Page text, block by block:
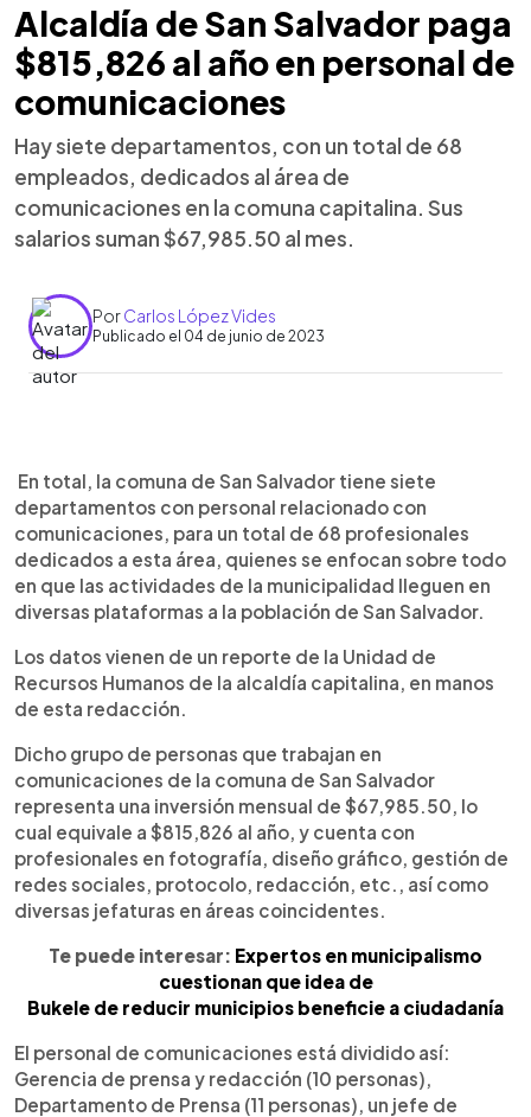
Alcaldía de San Salvador paga
$815,826 al año en personal de
comunicaciones
Hay siete departamentos, con un total de 68
empleados, dedicados al área de
comunicaciones en la comuna capitalina. Sus
salarios suman $67,985.50 al mes.
PorCarlos López Vides
Publicado el 04 de junio de 2023
► Escuchar artículo
En total, la comuna de San Salvador tiene siete
departamentos con personal relacionado con
comunicaciones, para un total de 68 profesionales
dedicados a esta área, quienes se enfocan sobre todo
en que las actividades de la municipalidad lleguen en
diversas plataformas a la población de San Salvador.
Los datos vienen de un reporte de la Unidad de
Recursos Humanos de la alcaldía capitalina, en manos
de esta redacción.
Dicho grupo de personas que trabajan en
comunicaciones de la comuna de San Salvador
representa una inversión mensual de $67,985.50, lo
cual equivale a $815,826 al año, y cuenta con
profesionales en fotografía, diseño gráfico, gestión de
redes sociales, protocolo, redacción, etc., así como
diversas jefaturas en áreas coincidentes.
Te puede interesar: Expertos en municipalismo
cuestionan que idea de
Bukele de reducir municipios beneficie a ciudadanía
El personal de comunicaciones está dividido así:
Gerencia de prensa y redacción (10 personas),
Departamento de Prensa (11 personas), un jefe de